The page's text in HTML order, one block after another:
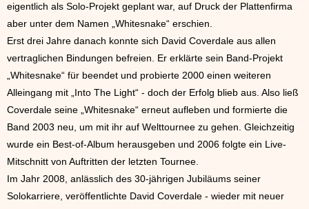
eigentlich als Solo-Projekt geplant war, auf Druck der Plattenfirma
aber unter dem Namen „Whitesnake“ erschien.
Erst drei Jahre danach konnte sich David Coverdale aus allen
vertraglichen Bindungen befreien. Er erklärte sein Band-Projekt
„Whitesnake“ für beendet und probierte 2000 einen weiteren
Alleingang mit „Into The Light“ - doch der Erfolg blieb aus. Also ließ
Coverdale seine „Whitesnake“ erneut aufleben und formierte die
Band 2003 neu, um mit ihr auf Welttournee zu gehen. Gleichzeitig
wurde ein Best-of-Album herausgeben und 2006 folgte ein Live-
Mitschnitt von Auftritten der letzten Tournee.
Im Jahr 2008, anlässlich des 30-jährigen Jubiläums seiner
Solokarriere, veröffentlichte David Coverdale - wieder mit neuer